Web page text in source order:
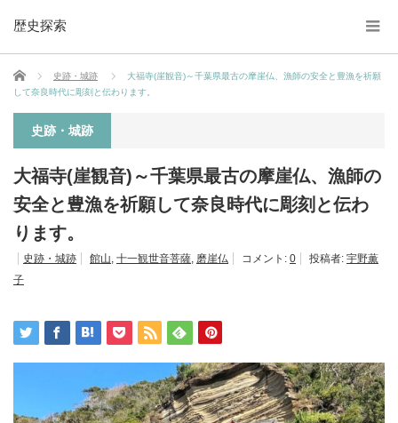
歴史探索
ホーム 史跡・城跡
大福寺(崖観音)～千葉県最古の摩崖仏、漁師の安全と豊漁を祈願
して奈良時代に彫刻と伝わります。
史跡・城跡
大福寺(崖観音)～千葉県最古の摩崖仏、漁師の
安全と豊漁を祈願して奈良時代に彫刻と伝わ
ります。
史跡・城跡 館山, 十一観世音菩薩, 磨崖仏 コメント: 0 投稿者: 宇野薫
子